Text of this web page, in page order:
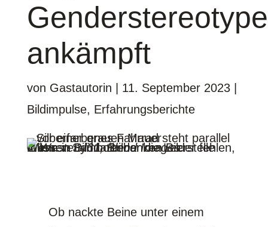
Genderstereotype
ankämpft
von Gastautorin 11. September 2023|
Bildimpulse, Erfahrungsberichte
Wenn in Bilddatenbanken Bilder fehlen, müssen Symbolbilder die Leerstelle füllen.
©Westend61, Blend Images
Ob nackte Beine unter einem